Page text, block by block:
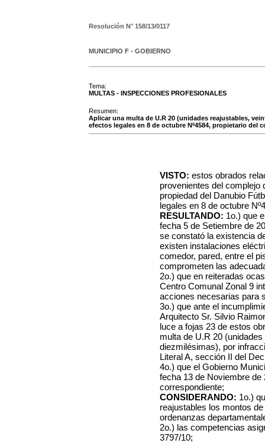
Resolución N° 158/13/0117
MUNICIPIO F - GOBIERNO
Tema:
MULTAS - INSPECCIONES PROFESIONALES
Resumen:
Aplicar una multa de U.R 20 (unidades reajustables,
efectos legales en 8 de octubre Nº4584, propietario del
VISTO: estos obrados
provenientes del complejo
propiedad del Danubio
legales en 8 de octubre
RESULTANDO: 1o.) que
fecha 5 de Setiembre de
se constató la existencia
existen instalaciones
comedor, pared, entre el
comprometen las
2o.) que en reiteradas
Centro Comunal Zonal 9
acciones necesarias para
3o.) que ante el
Arquitecto Sr. Silvio
luce a fojas 23 de estos
multa de U.R 20
diezmilésimas), por
Literal A, sección II del
4o.) que el Gobierno
fecha 13 de Noviembre de
correspondiente;
CONSIDERANDO: 1o.)
reajustables los montos
ordenanzas
2o.) las competencias
3797/10;